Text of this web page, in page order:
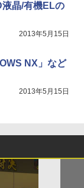
液晶/有機ELの
2013年5月15日
NX」など
2013年5月15日